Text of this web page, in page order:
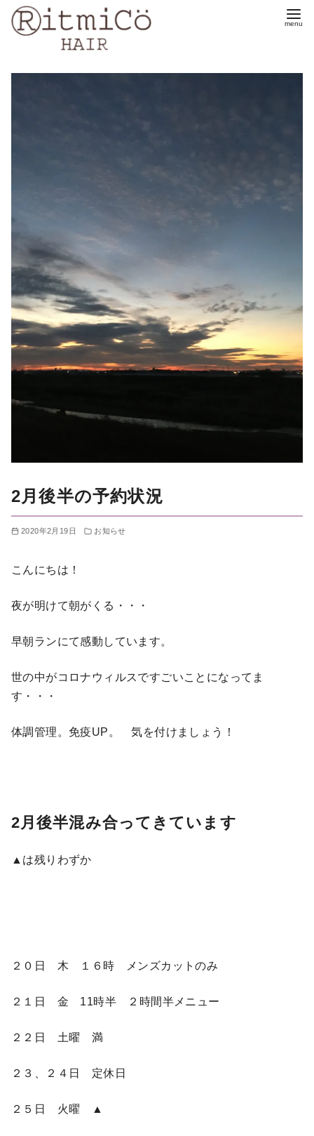
2月後半の予約状況
2020年2月19日 お知らせ
こんにちは！
夜が明けて朝がくる・・・
早朝ランにて感動しています。
世の中がコロナウィルスですごいことになってま
す・・・
体調管理。免疫UP。 気を付けましょう！
2月後半混み合ってきています
▲は残りわずか
２０日 木 １６時 メンズカットのみ
２１日 金 11時半 ２時間半メニュー
２２日 土曜 満
２３、２４日 定休日
２５日 火曜 ▲